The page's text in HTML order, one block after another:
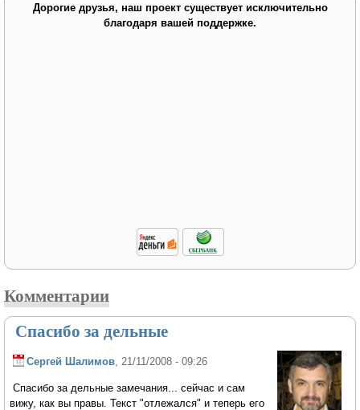
Дорогие друзья, наш проект существует исключительно
благодаря вашей поддержке.
Комментарии
Спасибо за дельные
Сергей Шалимов , 21/11/2008 - 09:26
Спасибо за дельные замечания... сейчас и сам
вижу, как вы правы. Текст "отлежался" и теперь его